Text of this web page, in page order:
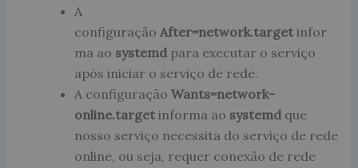
A
configuração After=network.targetinfor
ma ao systemdpara executar o serviço
após iniciar o serviço de rede.
A configuração Wants=network-
online.targetinforma ao systemdque
nosso serviço necessita do serviço de rede
online, ou seja, requer conexão de rede